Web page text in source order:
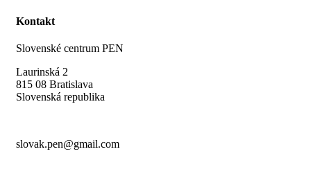
Kontakt
Slovenské centrum PEN
Laurinská 2
815 08 Bratislava
Slovenská republika
slovak.pen@gmail.com